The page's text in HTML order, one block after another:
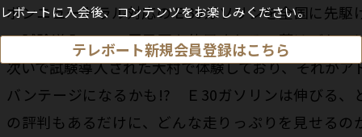
レボートに入会後、コンテンツをお楽しみください。
テレボート新規会員登録はこちら
ボンニュートラル対応のＥ30ガソリンを全国に先駆
て試験導入。この甲子園も使用される。菅はびわこ
次いで試験導入された大村で体験しており、それがア
バンテージになるかも!? Ｅ30ガソリンは伸びる、
の評判もあるだけに、どんな走りっぷりを見せるの